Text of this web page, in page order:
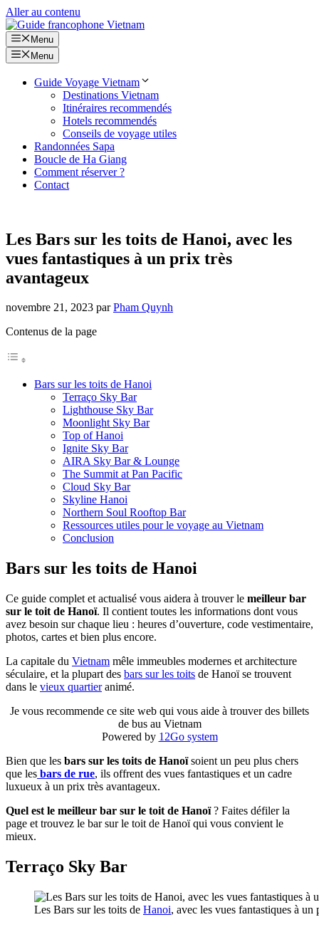
Aller au contenu
Menu
Menu
Guide Voyage Vietnam
Destinations Vietnam
Itinéraires recommendés
Hotels recommendés
Conseils de voyage utiles
Randonnées Sapa
Boucle de Ha Giang
Comment réserver ?
Contact
Les Bars sur les toits de Hanoi, avec les
vues fantastiques à un prix très
avantageux
novembre 21, 2023 parPham Quynh
Contenus de la page
Bars sur les toits de Hanoi
Terraço Sky Bar
Lighthouse Sky Bar
Moonlight Sky Bar
Top of Hanoi
Ignite Sky Bar
AIRA Sky Bar & Lounge
The Summit at Pan Pacific
Cloud Sky Bar
Skyline Hanoi
Northern Soul Rooftop Bar
Ressources utiles pour le voyage au Vietnam
Conclusion
Bars sur les toits de Hanoi
Ce guide complet et actualisé vous aidera à trouver le meilleur bar
sur le toit de Hanoï. Il contient toutes les informations dont vous
avez besoin sur chaque lieu : heures d’ouverture, code vestimentaire,
photos, cartes et bien plus encore.
La capitale du Vietnam mêle immeubles modernes et architecture
séculaire, et la plupart des bars sur les toits de Hanoï se trouvent
dans le vieux quartieranimé.
Je vous recommende ce site web qui vous aide à trouver des billets
de bus au Vietnam
Powered by 12Go system
Bien que les bars sur les toits de Hanoïsoient un peu plus chers
que les bars de rue, ils offrent des vues fantastiques et un cadre
luxueux à un prix très avantageux.
Quel est le meilleur bar sur le toit de Hanoï? Faites défiler la
page et trouvez le bar sur le toit de Hanoï qui vous convient le
mieux.
Terraço Sky Bar
Les Bars sur les toits de Hanoi, avec les vues fantastiques à un